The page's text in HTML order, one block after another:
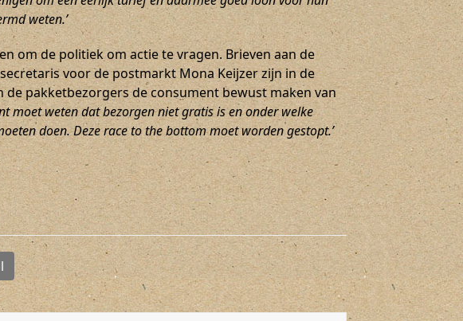
weten.’
om de politiek om actie te vragen. Brieven aan de
voor de postmarkt Mona Keijzer zijn in de
pakketbezorgers de consument bewust maken van
moet weten dat bezorgen niet gratis is en onder welke
doen. Deze race to the bottom moet worden gestopt.’